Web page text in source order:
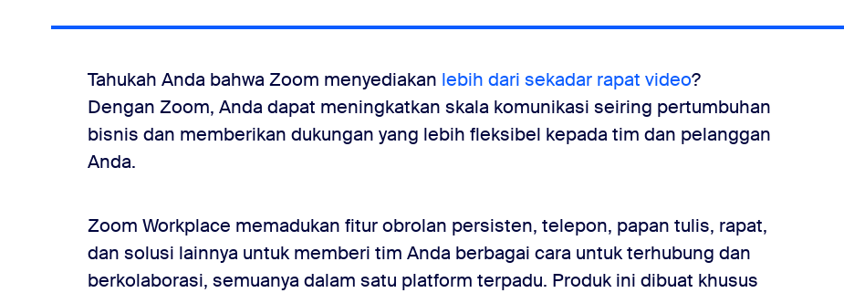
Tahukah Anda bahwa Zoom menyediakan lebih dari sekadar rapat video?
Dengan Zoom, Anda dapat meningkatkan skala komunikasi seiring pertumbuhan
bisnis dan memberikan dukungan yang lebih fleksibel kepada tim dan pelanggan
Anda.
Zoom Workplace memadukan fitur obrolan persisten, telepon, papan tulis, rapat,
dan solusi lainnya untuk memberi tim Anda berbagai cara untuk terhubung dan
berkolaborasi, semuanya dalam satu platform terpadu. Produk ini dibuat khusus